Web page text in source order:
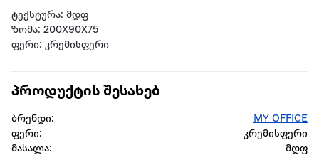
ტექსტურა: მდფ
ზომა: 200X90X75
ფერი: კრემისფერი
პროდუქტის შესახებ
ბრენდი:
MY OFFICE
ფერი:
კრემისფერი
მასალა:
მდფ